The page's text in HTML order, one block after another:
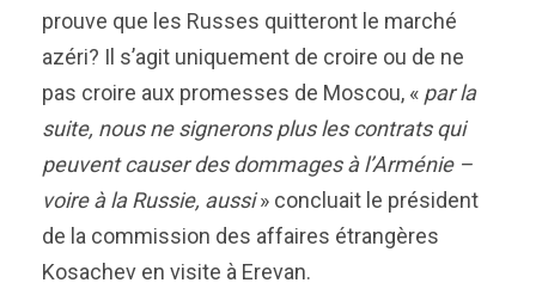
prouve que les Russes quitteront le marché
azéri? Il s’agit uniquement de croire ou de ne
pas croire aux promesses de Moscou, « par la
suite, nous ne signerons plus les contrats qui
peuvent causer des dommages à l’Arménie –
voire à la Russie, aussi» concluait le président
de la commission des affaires étrangères
Kosachev en visite à Erevan.